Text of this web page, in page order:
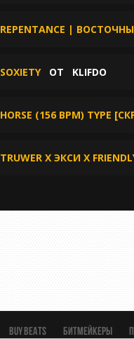
REPENTANCE |
SOXIETYОТ KLIFDO
HORSE (156 BPM) TYPE
TRUWER X ЭКСИ X
BUY BEATS Битмейкеры